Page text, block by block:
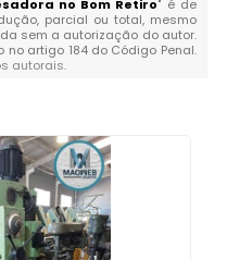
no Bom Retiro" é de
parcial ou total, mesmo
sem a autorização do autor.
artigo 184 do Código Penal.
autorais.